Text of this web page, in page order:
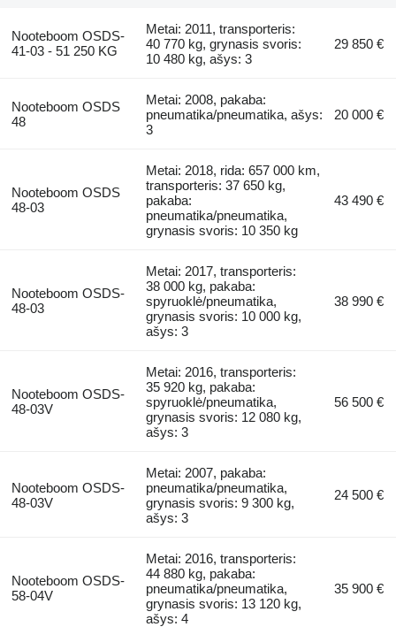
Nooteboom OSDS-
41-03 - 51 250 KG
Metai: 2011, transporteris:
40 770 kg, grynasis svoris:
10 480 kg, ašys: 3
29 850 €
Nooteboom OSDS
48
Metai: 2008, pakaba:
pneumatika/pneumatika, ašys:
3
20 000 €
Nooteboom OSDS
48-03
Metai: 2018, rida: 657 000 km,
transporteris: 37 650 kg,
pakaba:
pneumatika/pneumatika,
grynasis svoris: 10 350 kg
43 490 €
Nooteboom OSDS-
48-03
Metai: 2017, transporteris:
38 000 kg, pakaba:
spyruoklė/pneumatika,
grynasis svoris: 10 000 kg,
ašys: 3
38 990 €
Nooteboom OSDS-
48-03V
Metai: 2016, transporteris:
35 920 kg, pakaba:
spyruoklė/pneumatika,
grynasis svoris: 12 080 kg,
ašys: 3
56 500 €
Nooteboom OSDS-
48-03V
Metai: 2007, pakaba:
pneumatika/pneumatika,
grynasis svoris: 9 300 kg,
ašys: 3
24 500 €
Nooteboom OSDS-
58-04V
Metai: 2016, transporteris:
44 880 kg, pakaba:
pneumatika/pneumatika,
grynasis svoris: 13 120 kg,
ašys: 4
35 900 €